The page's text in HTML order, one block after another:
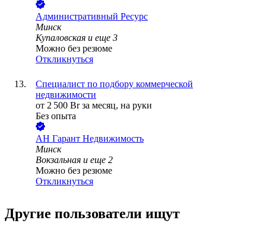
Административный Ресурс
Минск
Купаловская и еще 3
Можно без резюме
Откликнуться
Специалист по подбору коммерческой
недвижимости
от 2 500 Br за месяц, на руки
Без опыта
АН Гарант Недвижимость
Минск
Вокзальная и еще 2
Можно без резюме
Откликнуться
Другие пользователи ищут